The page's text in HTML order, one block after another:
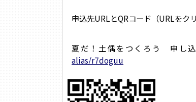
申込先URLとQRコード（URLをク
夏だ！土偶をつくろう 申し
alias/r7doguu